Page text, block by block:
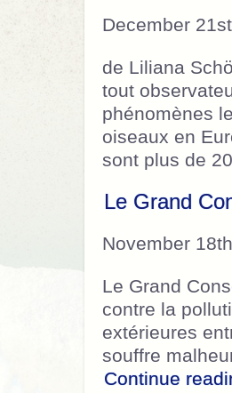
December
de Liliana
tout
phénomènes
oiseaux en
sont plus de
Le Grand
November
Le Grand
contre la
extérieures
souffre
Continue